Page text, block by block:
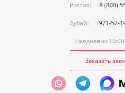
Россия: 8 (800)
Дубай: +971-52-
Ежедневно
Заказать